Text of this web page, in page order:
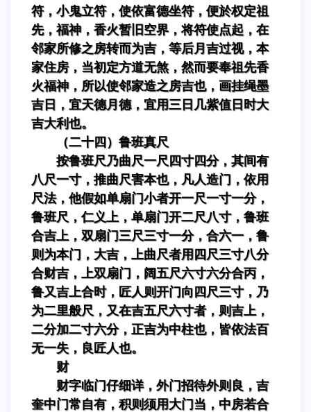
符，小鬼立符，使依富德坐符，便於权定祖
先，福神，香火暂旧空界，将符使点起，在
邻家所修之房转而为吉，等后月吉过视，本
家住房，当初定方道无煞，然而要奉祖先香
火福神，所以使邻家造之房吉也，画挂绳墨
吉日，宜天德月德，宜用三日几紫值日时大
吉大利也。
（二十四）鲁班真尺
按鲁班尺乃曲尺一尺四寸四分，其间有
八尺一寸，推曲尺害本也，凡人造门，依用
尺法，他假如单扇门小者开一尺一寸一分，
鲁班尺，仁义上，单扇门开二尺八寸，鲁班
合吉上，双扇门三尺三寸一分，合六一，鲁
则为本门，大吉，上曲尺者用四尺三寸八分
合财吉，上双扇门，阔五尺六寸六分合丙，
鲁又吉上合时，匠人则开门向四尺三寸，乃
为二里般尺，又在吉五尺六寸者，则吉上，
二分加二寸六分，正吉为中柱也，皆依法百
无一失，良匠人也。
财
财字临门仔细详，外门招待外则良，吉
奎中门常自有，积则须用大门当，中房若合